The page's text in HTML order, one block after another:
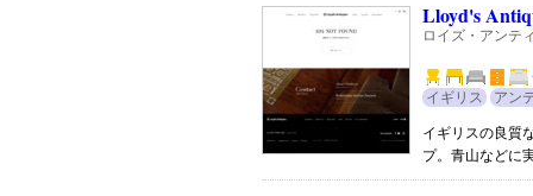
Lloyd's
ロイズ・アンテ
イギリス アン
イギリスの良質
プ。青山などに